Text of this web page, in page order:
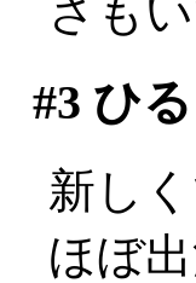
さも
#3 ひる
新し
ほぼ